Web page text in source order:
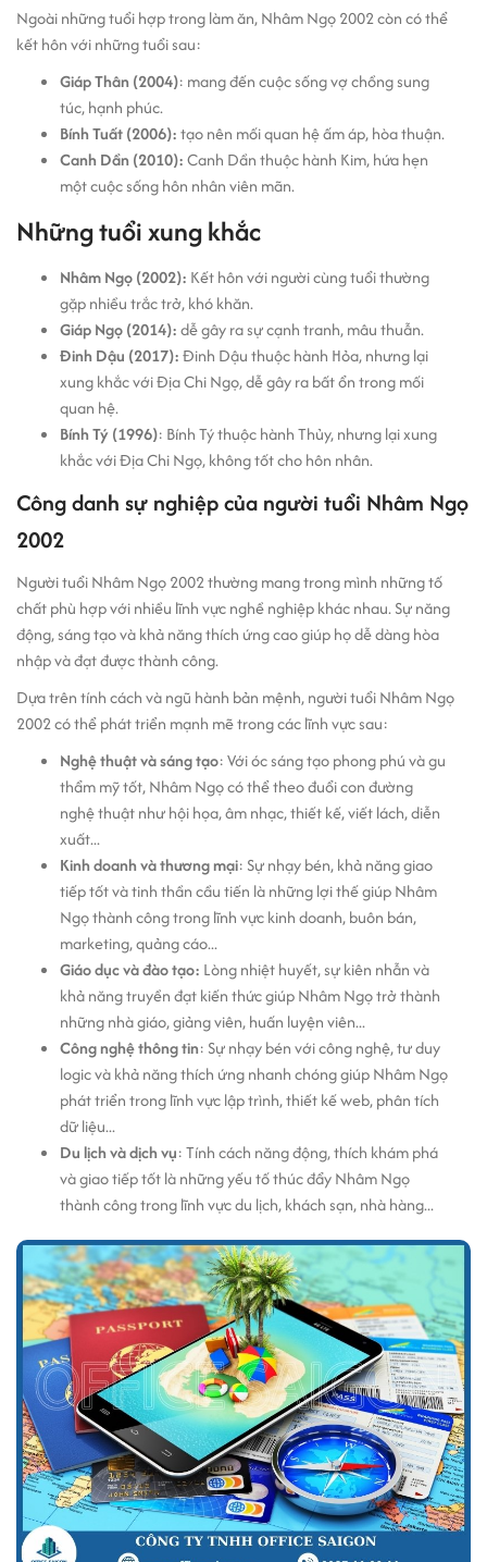
Ngoài những tuổi hợp trong làm ăn, Nhâm Ngọ 2002 còn có thể
kết hôn với những tuổi sau:
Giáp Thân (2004): mang đến cuộc sống vợ chồng sung
túc, hạnh phúc.
Bính Tuất (2006):tạo nên mối quan hệ ấm áp, hòa thuận.
Canh Dần (2010):Canh Dần thuộc hành Kim, hứa hẹn
một cuộc sống hôn nhân viên mãn.
Những tuổi xung khắc
Nhâm Ngọ (2002): Kết hôn với người cùng tuổi thường
gặp nhiều trắc trở, khó khăn.
Giáp Ngọ (2014):dễ gây ra sự cạnh tranh, mâu thuẫn.
Đinh Dậu (2017):Đinh Dậu thuộc hành Hỏa, nhưng lại
xung khắc với Địa Chi Ngọ, dễ gây ra bất ổn trong mối
quan hệ.
Bính Tý (1996): Bính Tý thuộc hành Thủy, nhưng lại xung
khắc với Địa Chi Ngọ, không tốt cho hôn nhân.
Công danh sự nghiệp của người tuổi Nhâm Ngọ
2002
Người tuổi Nhâm Ngọ 2002 thường mang trong mình những tố
chất phù hợp với nhiều lĩnh vực nghề nghiệp khác nhau. Sự năng
động, sáng tạo và khả năng thích ứng cao giúp họ dễ dàng hòa
nhập và đạt được thành công.
Dựa trên tính cách và ngũ hành bản mệnh, người tuổi Nhâm Ngọ
2002 có thể phát triển mạnh mẽ trong các lĩnh vực sau:
Nghệ thuật và sáng tạo: Với óc sáng tạo phong phú và gu
thẩm mỹ tốt, Nhâm Ngọ có thể theo đuổi con đường
nghệ thuật như hội họa, âm nhạc, thiết kế, viết lách, diễn
xuất...
Kinh doanh và thương mại: Sự nhạy bén, khả năng giao
tiếp tốt và tinh thần cầu tiến là những lợi thế giúp Nhâm
Ngọ thành công trong lĩnh vực kinh doanh, buôn bán,
marketing, quảng cáo...
Giáo dục và đào tạo: Lòng nhiệt huyết, sự kiên nhẫn và
khả năng truyền đạt kiến thức giúp Nhâm Ngọ trở thành
những nhà giáo, giảng viên, huấn luyện viên...
Công nghệ thông tin: Sự nhạy bén với công nghệ, tư duy
logic và khả năng thích ứng nhanh chóng giúp Nhâm Ngọ
phát triển trong lĩnh vực lập trình, thiết kế web, phân tích
dữ liệu...
Du lịch và dịch vụ: Tính cách năng động, thích khám phá
và giao tiếp tốt là những yếu tố thúc đẩy Nhâm Ngọ
thành công trong lĩnh vực du lịch, khách sạn, nhà hàng...